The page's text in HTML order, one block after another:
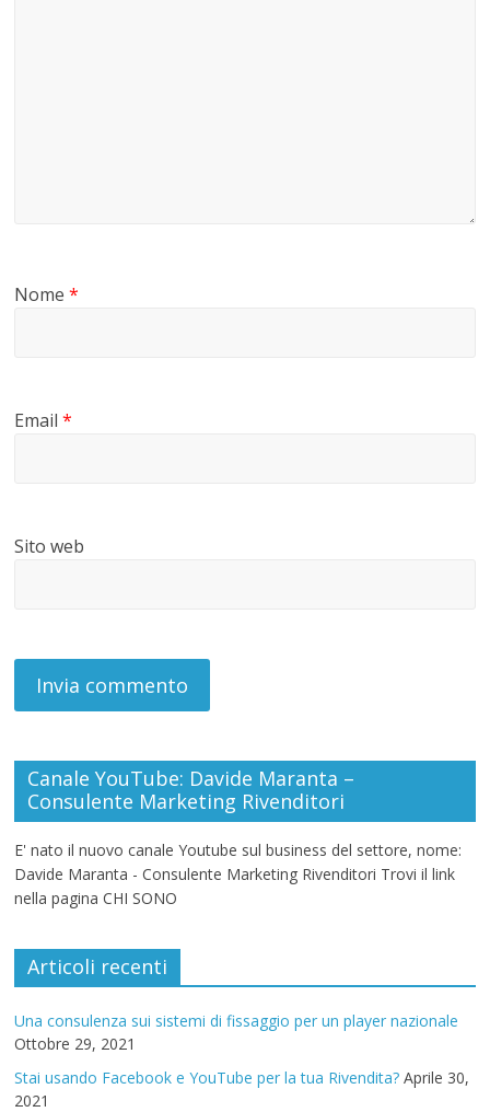
Nome*
Email*
Sito web
Canale YouTube: Davide Maranta –
Consulente Marketing Rivenditori
E' nato il nuovo canale Youtube sul business del settore, nome:
Davide Maranta - Consulente Marketing Rivenditori Trovi il link
nella pagina CHI SONO
Articoli recenti
Una consulenza sui sistemi di fissaggio per un player nazionale
Ottobre 29, 2021
Stai usando Facebook e YouTube per la tua Rivendita? Aprile 30,
2021